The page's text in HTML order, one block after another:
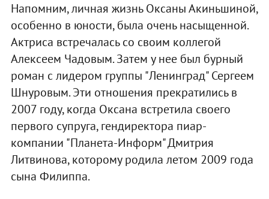
Напомним, личная жизнь Оксаны Акиньшиной,
особенно в юности, была очень насыщенной.
Актриса встречалась со своим коллегой
Алексеем Чадовым. Затем у нее был бурный
роман с лидером группы "Ленинград" Сергеем
Шнуровым. Эти отношения прекратились в
2007 году, когда Оксана встретила своего
первого супруга, гендиректора пиар-
компании "Планета-Информ" Дмитрия
Литвинова, которому родила летом 2009 года
сына Филиппа.